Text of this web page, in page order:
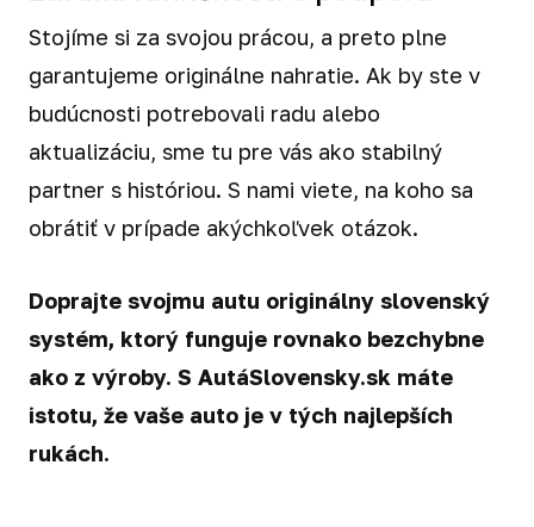
Stojíme si za svojou prácou, a preto plne
garantujeme originálne nahratie. Ak by ste v
budúcnosti potrebovali radu alebo
aktualizáciu, sme tu pre vás ako stabilný
partner s históriou. S nami viete, na koho sa
obrátiť v prípade akýchkoľvek otázok.
Doprajte svojmu autu originálny slovenský
systém, ktorý funguje rovnako bezchybne
ako z výroby. S AutáSlovensky.sk máte
istotu, že vaše auto je v tých najlepších
rukách.